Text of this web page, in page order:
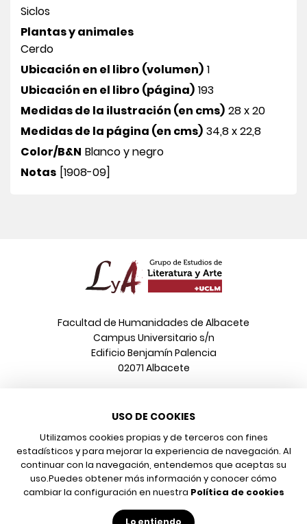
Siclos
Plantas y animales
Cerdo
Ubicación en el libro (volumen) 1
Ubicación en el libro (página) 193
Medidas de la ilustración (en cms) 28 x 20
Medidas de la página (en cms) 34,8 x 22,8
Color/B&N Blanco y negro
Notas [1908-09]
Facultad de Humanidades de Albacete
Campus Universitario s/n
Edificio Benjamín Palencia
02071 Albacete
967 599 376
Correo electrónico
info@poeonline.es
© 2026 UCLM, Grupo de Estudios de Literatura y Arte
Aviso legal
Protección de datos
USO DE COOKIES
Utilizamos cookies propias y de terceros con fines
estadísticos y para mejorar la experiencia de navegación. Al
continuar con la navegación, entendemos que aceptas su
uso.Puedes obtener más información y conocer cómo
cambiar la configuración en nuestra Política de cookies
Lo entiendo